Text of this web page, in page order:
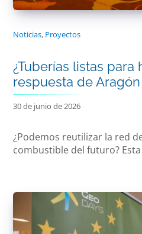
Noticias, Proyectos
¿Tuberías listas para
respuesta de
30 de junio de 2026
¿Podemos reutilizar la red
combustible del futuro? Esta